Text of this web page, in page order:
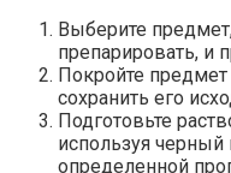
Выберите
препарировать, и
Покройте
сохранить его
Подготовьте
используя черный
определенной